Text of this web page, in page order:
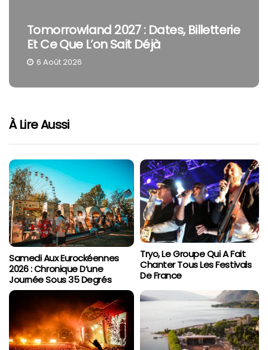
Tomorrowland 2027 : Dates, Billetterie
Et Ce Que L’on Sait Déjà
6 Août 2026
À Lire Aussi
Samedi Aux Eurockéennes
2026 : Chronique D’une
Journée Sous 35 Degrés
Tryo, Le Groupe Qui A Fait
Chanter Tous Les Festivals
De France